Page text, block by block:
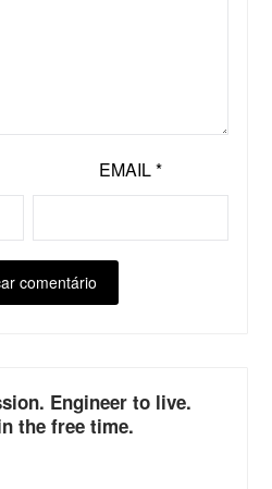
EMAIL*
Engineer to live.
the free time.